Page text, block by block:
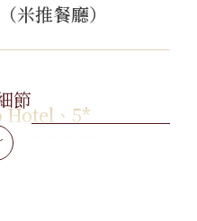
米推餐廳）
Hotel 、 5*
節